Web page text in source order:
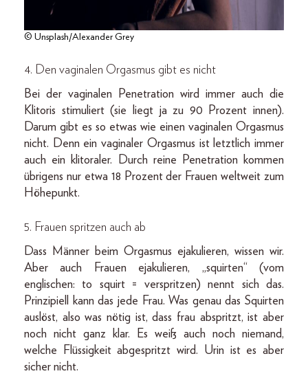
© Unsplash/Alexander Grey
4. Den vaginalen Orgasmus gibt es nicht
Bei der vaginalen Penetration wird immer auch die
Klitoris stimuliert (sie liegt ja zu 90 Prozent innen).
Darum gibt es so etwas wie einen vaginalen Orgasmus
nicht. Denn ein vaginaler Orgasmus ist letztlich immer
auch ein klitoraler. Durch reine Penetration kommen
übrigens nur etwa 18 Prozent der Frauen weltweit zum
Höhepunkt.
5. Frauen spritzen auch ab
Dass Männer beim Orgasmus ejakulieren, wissen wir.
Aber auch Frauen ejakulieren, „squirten“ (vom
englischen: to squirt = verspritzen) nennt sich das.
Prinzipiell kann das jede Frau. Was genau das Squirten
auslöst, also was nötig ist, dass frau abspritzt, ist aber
noch nicht ganz klar. Es weiß auch noch niemand,
welche Flüssigkeit abgespritzt wird. Urin ist es aber
sicher nicht.